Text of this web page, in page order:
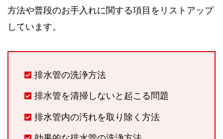
方法や普段のお手入れに関する項目をリストアップ
しています。
排水管の洗浄方法
排水管を清掃しないと起こる問題
排水管内の汚れを取り除く方法